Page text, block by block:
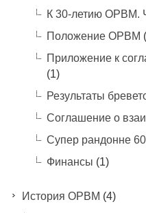
К 30-летию ОРВМ.
Положение ОРВМ
Приложение к
(1)
Результаты
Соглашение о
Супер рандонне
Финансы (1)
История ОРВМ (4)